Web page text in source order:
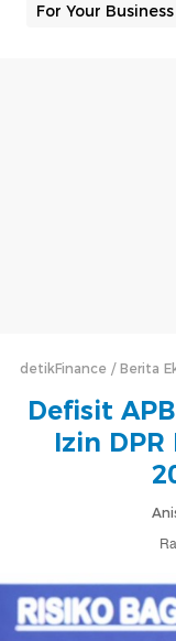
For Your Business
detikFinance Berita
Defisit
Izin DPR